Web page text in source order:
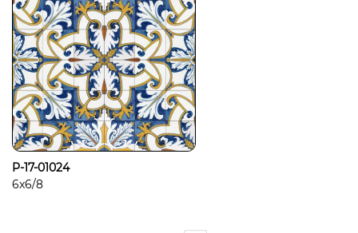
P-17-01024
6x6/8